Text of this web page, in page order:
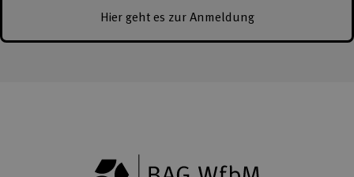
Hier geht es zur Anmeldung